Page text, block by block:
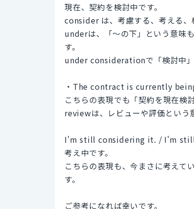
現在、契約を検討中です。
consider は、考慮する、考える、
underは、「～の下」という意味
す。
under considerationで「検討中」
・The contract is currently
こちらの表現でも「契約を現在検
reviewは、レビューや評価という
I'm still considering it. / I'm
考え中です。
こちらの表現も、今まさに考えて
す。
ご参考になれば幸いです。